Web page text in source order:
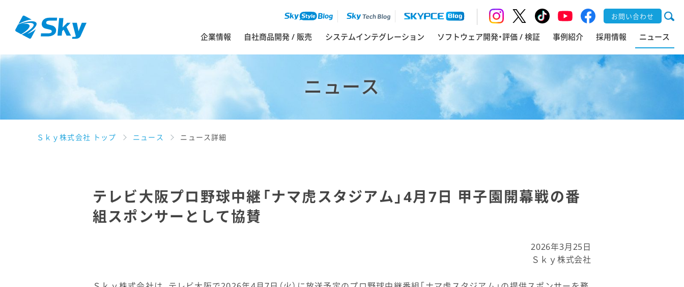
お問い合わせ
企業情報 自社商品開発 / 販売 システムインテグレーション ソフトウェア開発・評価 / 検証 事例紹介 採用情報 ニュース
ニュース
Ｓｋｙ株式会社 トップ ニュース ニュース詳細
テレビ大阪プロ野球中継「ナマ虎スタジアム」4月7日 甲子園開幕戦の番
組スポンサーとして協賛
2026年3月25日
Ｓｋｙ株式会社